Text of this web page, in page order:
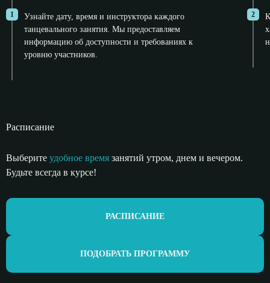
1
Узнайте дату, время и инструктора каждого
танцевального занятия. Мы предоставляем
информацию об доступности и требованиях к
уровню участников.
2
Расписание
Выберите удобное время занятий утром, днем и вечером.
Будьте всегда в курсе!
РАСПИСАНИЕ
ПОДОБРАТЬ ПРОГРАММУ